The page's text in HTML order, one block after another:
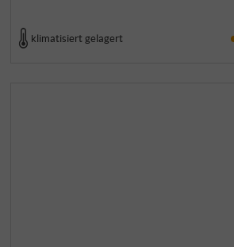
klimatisiert gelagert